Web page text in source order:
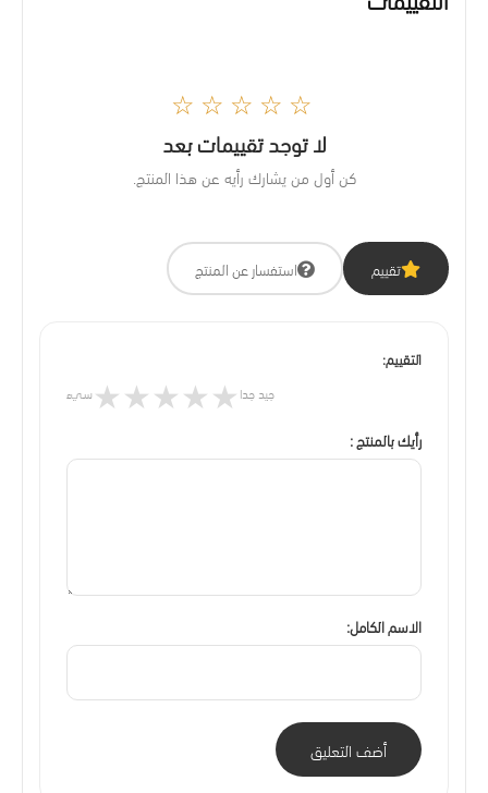
☆☆☆☆☆
لا توجد تقييمات بعد
كن أول من يشارك رأيه عن هذا المنتج.
تقييم استفسار عن المنتج
التقييم:
سيء ★★★★★ جيد جدا
رأيك بالمنتج :
الاسم الكامل:
أضف التعليق